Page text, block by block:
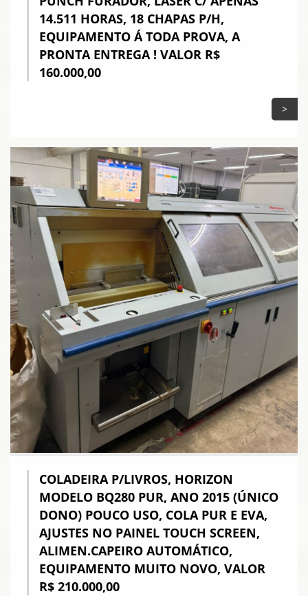
14.511 HORAS, 18 CHAPAS P/H,
EQUIPAMENTO Á TODA PROVA, A
PRONTA ENTREGA ! VALOR R$
160.000,00
>
COLADEIRA P/LIVROS, HORIZON
MODELO BQ280 PUR, ANO 2015 (ÚNICO
DONO) POUCO USO, COLA PUR E EVA,
AJUSTES NO PAINEL TOUCH SCREEN,
ALIMEN.CAPEIRO AUTOMÁTICO,
EQUIPAMENTO MUITO NOVO, VALOR
R$ 210.000,00